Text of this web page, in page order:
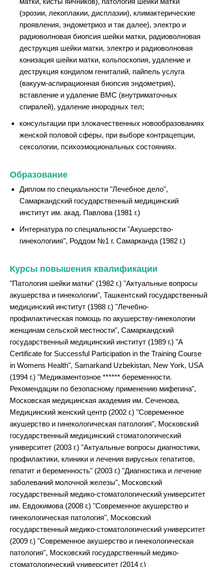
(эрозии, лекоплакии, дисплазии), климактерические
проявления, эндометриоз и так далее), электро и
радиоволновая биопсия шейки матки, радиоволновая
деструкция шейки матки, электро и радиоволновая
конизация шейки матки, кольпоскопия, удаление и
деструкция кондилом гениталий, пайпель услуга
(вакуум-аспирационная биопсия эндометрия),
вставление и удаление ВМС (внутриматочных
спиралей), удаление инородных тел;
консультации при злокачественных новообразованиях
женской половой сферы, при выборе контрацепции,
сексологии, психоэмоциональных состояниях.
Образование
Диплом по специальности "Лечебное дело",
Самаркандский государственный медицинский
институт им. акад. Павлова (1981 г.)
Интернатура по специальности "Акушерство-
гинекологиия", Роддом №1 г. Самарканда (1982 г.)
Курсы повышения квалификации
"Патология шейки матки" (1982 г.) "Актуальные вопросы
акушерства и гинекологии", Ташкентский государственный
медицинский институт (1988 г.) "Лечебно-
профилактическая помощь по акушерству-гинекологии
женщинам сельской местности", Самаркандский
государственный медицинский институт (1989 г.) "A
Certificate for Successful Participation in the Training Course
in Womens Health", Samarkand Uzbekistan, New York, USA
(1994 г.) "Медикаментозное ****** беременности.
Рекомендации по безопасному применению мифегина",
Московская медицинская академия им. Сеченова,
Медицинский женский центр (2002 г.) "Современное
акушерство и гинекологическая патология", Московский
государственный медицинский стоматологический
университет (2003 г.) "Актуальные вопросы диагностики,
профилактики, клиники и лечения вирусных гепатитов,
гепатит и беременность" (2003 г.) "Диагностика и лечение
заболеваний молочной железы", Московский
государственный медико-стоматологический университет
им. Евдокимова (2008 г.) "Современное акушерство и
гинекологическая патология", Московский
государственный медико-стоматологический университет
(2009 г.) "Современное акушерство и гинекологическая
патология", Московский государственный медико-
стоматологический университет (2014 г.)